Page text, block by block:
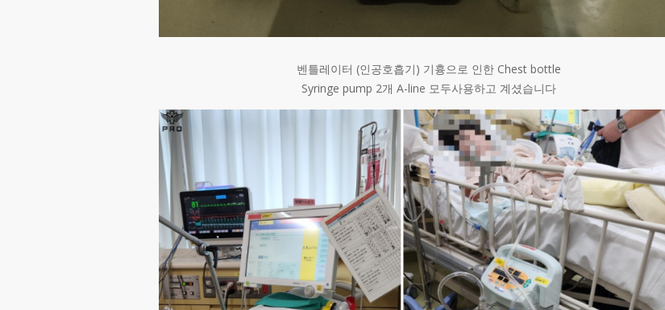
벤틀레이터 (인공호흡기) 기흉으로 인한 Chest bottle
Syringe pump 2개 A-line 모두사용하고 계셨습니다